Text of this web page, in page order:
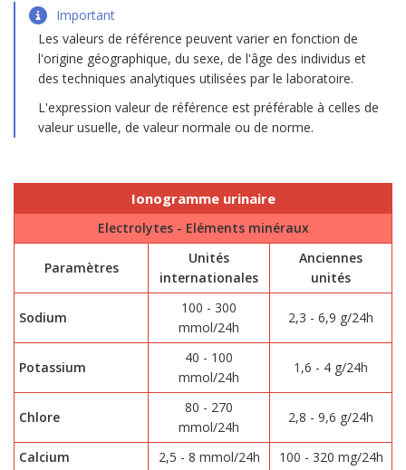
Important
Les valeurs de référence peuvent varier en fonction de
l'origine géographique, du sexe, de l'âge des individus et
des techniques analytiques utilisées par le laboratoire.
L'expression valeur de référence est préférable à celles de
valeur usuelle, de valeur normale ou de norme.
Ionogramme urinaire
Electrolytes - Eléments minéraux
Paramètres
Unités
internationales
Anciennes
unités
Sodium
100 - 300
mmol/24h
2,3 - 6,9 g/24h
Potassium
40 - 100
mmol/24h
1,6 - 4 g/24h
Chlore
80 - 270
mmol/24h
2,8 - 9,6 g/24h
Calcium 2,5 - 8 mmol/24h 100 - 320 mg/24h